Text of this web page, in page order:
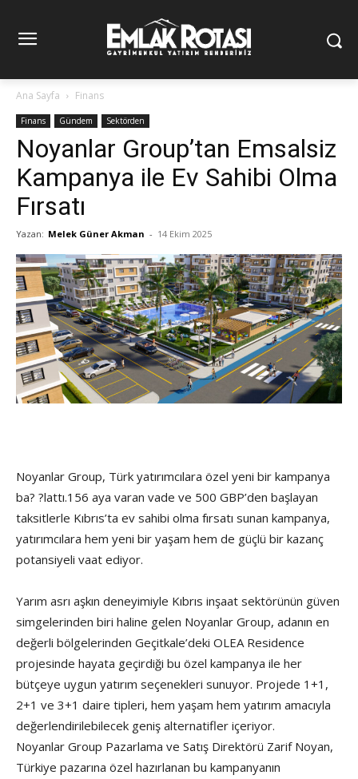
Ana Sayfa Finans
Finans Gündem Sektörden
Noyanlar Group’tan Emsalsiz
Kampanya ile Ev Sahibi Olma
Fırsatı
Yazan: Melek Güner Akman - 14 Ekim 2025
Noyanlar Group, Türk yatırımcılara özel yeni bir kampanya
ba? ?lattı.156 aya varan vade ve 500 GBP’den başlayan
taksitlerle Kıbrıs’ta ev sahibi olma fırsatı sunan kampanya,
yatırımcılara hem yeni bir yaşam hem de güçlü bir kazanç
potansiyeli vaat ediyor.
Yarım asrı aşkın deneyimiyle Kıbrıs inşaat sektörünün güven
simgelerinden biri haline gelen Noyanlar Group, adanın en
değerli bölgelerinden Geçitkale’deki OLEA Residence
projesinde hayata geçirdiği bu özel kampanya ile her
bütçeye uygun yatırım seçenekleri sunuyor. Projede 1+1,
2+1 ve 3+1 daire tipleri, hem yaşam hem yatırım amacıyla
değerlendirilebilecek geniş alternatifler içeriyor.
Noyanlar Group Pazarlama ve Satış Direktörü Zarif Noyan,
Türkiye pazarına özel hazırlanan bu kampanyanın